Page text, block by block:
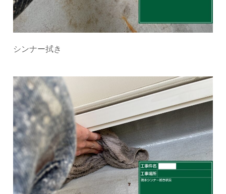
シンナー拭き